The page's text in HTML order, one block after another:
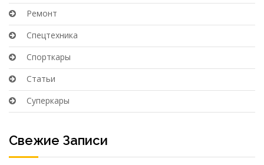
Ремонт
Спецтехника
Спорткары
Статьи
Суперкары
Свежие Записи